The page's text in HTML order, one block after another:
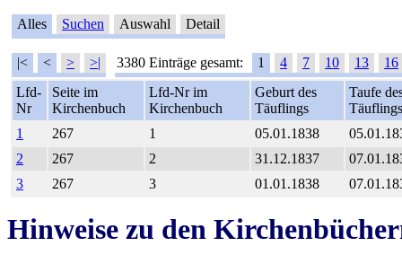
Alles Suchen Auswahl Detail
|< < > >| 3380 Einträge gesamt: 1 4 7 10 13
16
Lfd-
Nr
Seite im
Kirchenbuch
Lfd-Nr im
Kirchenbuch
Geburt des
Täuflings
Taufe
Täuflings
1
267 1 05.01.1838
2
267 2 31.12.1837
3
267 3 01.01.1838
Hinweise zu den